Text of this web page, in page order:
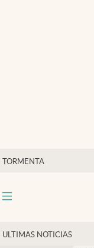
TORMENTA
ULTIMAS NOTICIAS